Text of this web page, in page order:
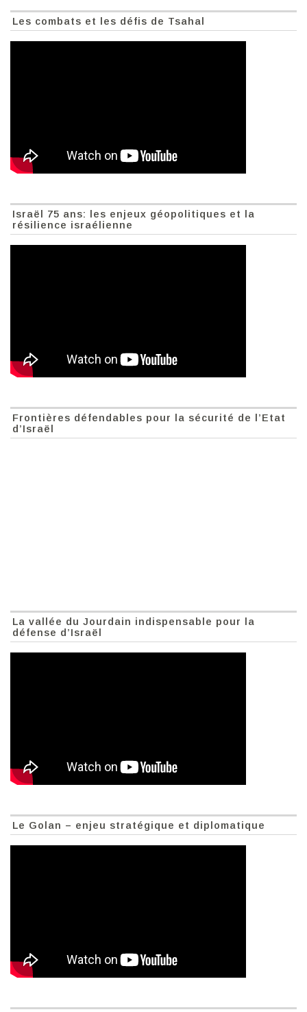
Les combats et les défis de Tsahal
Israël 75 ans: les enjeux géopolitiques et la
résilience israélienne
Frontières défendables pour la sécurité de l’Etat
d’Israël
La vallée du Jourdain indispensable pour la
défense d’Israël
Le Golan – enjeu stratégique et diplomatique